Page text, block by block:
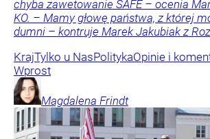
chyba zawetowanie SAFE – ocenia
KO. – Mamy głowę państwa, z której
dumni – kontruje Marek Jakubiak z
KrajTylko u NasPolitykaOpinie i
Wprost
Magdalena Frindt